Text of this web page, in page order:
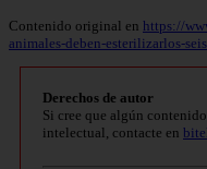
Contenido original en https://
animales-deben-esterilizarlos-
Derechos de autor
Si cree que algún
intelectual, contacte en